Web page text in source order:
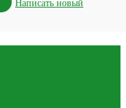
Написать новый